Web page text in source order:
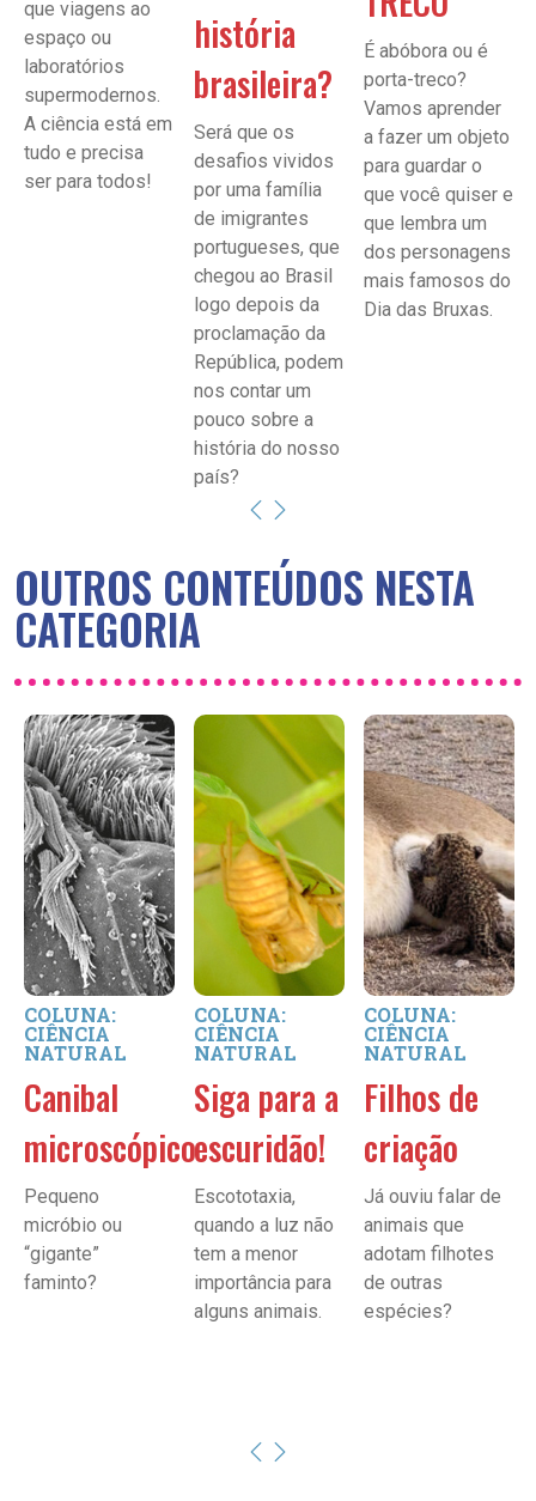
que viagens ao
espaço ou
laboratórios
supermodernos.
A ciência está em
tudo e precisa
ser para todos!
história
brasileira?
Será que os
desafios vividos
por uma família
de imigrantes
portugueses, que
chegou ao Brasil
logo depois da
proclamação da
República, podem
nos contar um
pouco sobre a
história do nosso
país?
É abóbora ou é
porta-treco?
Vamos aprender
a fazer um objeto
para guardar o
que você quiser e
que lembra um
dos personagens
mais famosos do
Dia das Bruxas.
OUTROS CONTEÚDOS NESTA
CATEGORIA
COLUNA:
CIÊNCIA
NATURAL
Canibal
microscópico
Pequeno
micróbio ou
“gigante”
faminto?
COLUNA:
CIÊNCIA
NATURAL
Siga para a
escuridão!
Escototaxia,
quando a luz não
tem a menor
importância para
alguns animais.
COLUNA:
CIÊNCIA
NATURAL
Filhos de
criação
Já ouviu falar de
animais que
adotam filhotes
de outras
espécies?